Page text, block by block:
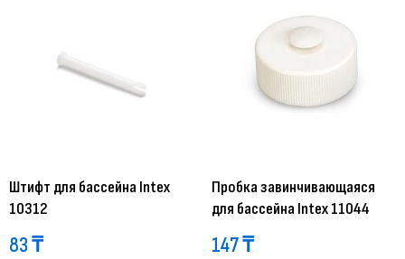
Штифт для бассейна Intex
10312
83₸
Пробка завинчивающаяся
для бассейна Intex 11044
147₸